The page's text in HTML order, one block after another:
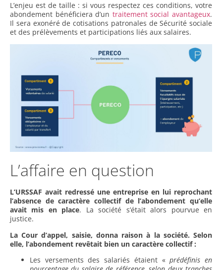
L’enjeu est de taille : si vous respectez ces conditions, votre
abondement bénéficiera d’un traitement social avantageux.
Il sera exonéré de cotisations patronales de Sécurité sociale
et des prélèvements et participations liés aux salaires.
L’affaire en question
L’URSSAF avait redressé une entreprise en lui reprochant
l’absence de caractère collectif de l’abondement qu’elle
avait mis en place. La société s’était alors pourvue en
justice.
La Cour d’appel, saisie, donna raison à la société. Selon
elle, l’abondement revêtait bien un caractère collectif :
Les versements des salariés étaient «prédéfinis en